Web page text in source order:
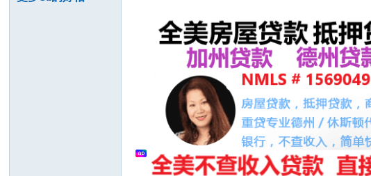
Anaheim